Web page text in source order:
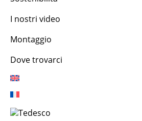
I nostri video
Montaggio
Dove trovarci